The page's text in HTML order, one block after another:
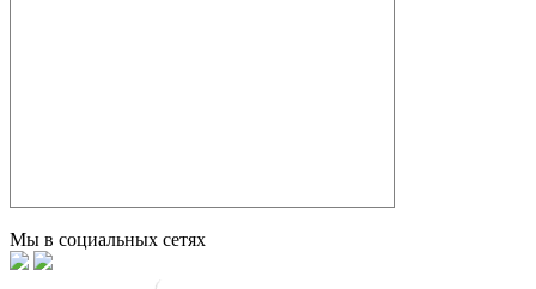
Мы в социальных сетях